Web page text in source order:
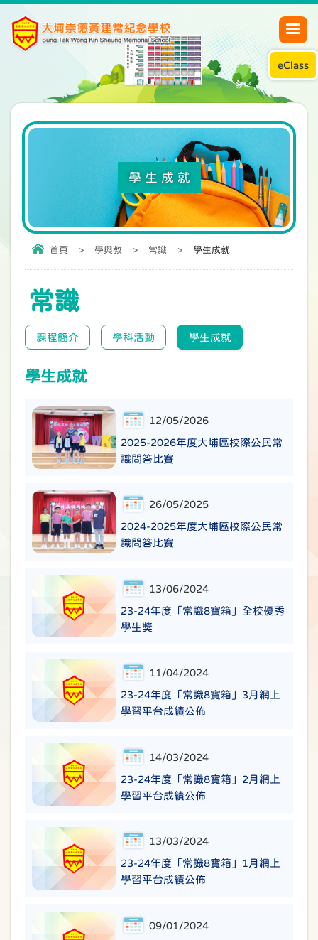
eClass
學生成就
首頁 > 學與教 > 常識 > 學生成就
常識
課程簡介 學科活動 學生成就
學生成就
12/05/2026
2025-2026年度大埔區校際公民常
識問答比賽
26/05/2025
2024-2025年度大埔區校際公民常
識問答比賽
13/06/2024
23-24年度「常識8寶箱」全校優秀
學生獎
11/04/2024
23-24年度「常識8寶箱」3月網上
學習平台成績公佈
14/03/2024
23-24年度「常識8寶箱」2月網上
學習平台成績公佈
13/03/2024
23-24年度「常識8寶箱」1月網上
學習平台成績公佈
09/01/2024